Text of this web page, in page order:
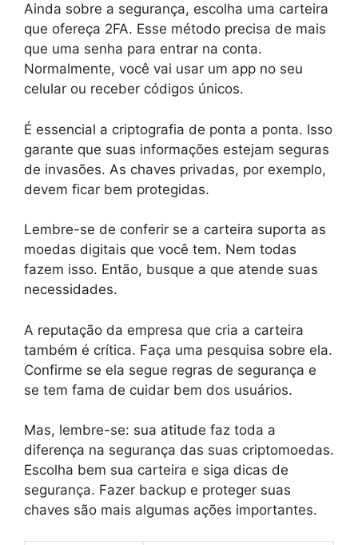
Ainda sobre a segurança, escolha uma carteira
que ofereça 2FA. Esse método precisa de mais
que uma senha para entrar na conta.
Normalmente, você vai usar um app no seu
celular ou receber códigos únicos.
É essencial a criptografia de ponta a ponta. Isso
garante que suas informações estejam seguras
de invasões. As chaves privadas, por exemplo,
devem ficar bem protegidas.
Lembre-se de conferir se a carteira suporta as
moedas digitais que você tem. Nem todas
fazem isso. Então, busque a que atende suas
necessidades.
A reputação da empresa que cria a carteira
também é crítica. Faça uma pesquisa sobre ela.
Confirme se ela segue regras de segurança e
se tem fama de cuidar bem dos usuários.
Mas, lembre-se: sua atitude faz toda a
diferença na segurança das suas criptomoedas.
Escolha bem sua carteira e siga dicas de
segurança. Fazer backup e proteger suas
chaves são mais algumas ações importantes.